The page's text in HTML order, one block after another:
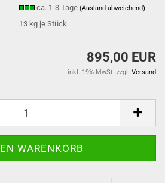
ca. 1-3 Tage(Ausland abweichend)
13 kg je Stück
895,00 EUR
inkl. 19% MwSt. zzgl. Versand